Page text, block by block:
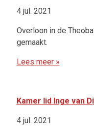
4 jul. 2021
Overloon in de
gemaakt.
Lees meer »
Kamer lid Inge van
4 jul. 2021